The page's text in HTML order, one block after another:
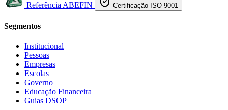
Referência ABEFIN Certificação ISO 9001
Segmentos
Institucional
Pessoas
Empresas
Escolas
Governo
Educação Financeira
Guias DSOP